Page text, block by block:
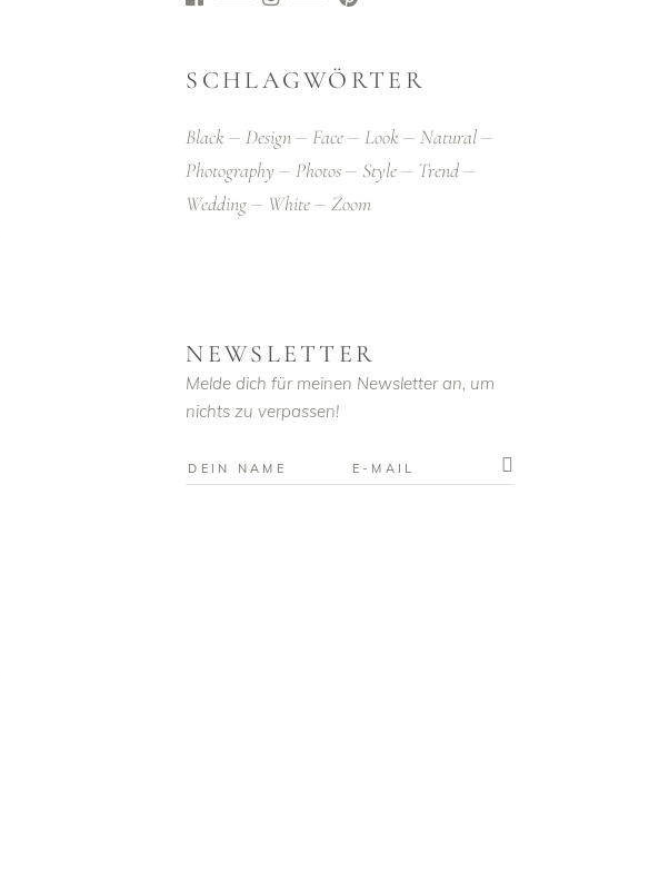
SCHLAGWÖRTER
Black Design Face Look
Natural
Photography
Photos Style
Trend
Wedding
White Zoom
NEWSLETTER
Melde dich für meinen Newsletter an, um
nichts zu verpassen!